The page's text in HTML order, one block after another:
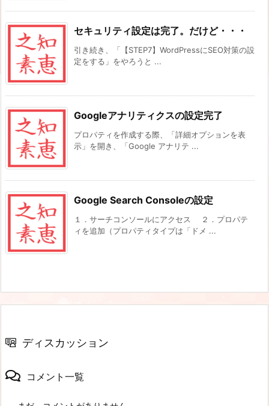
セキュリティ設定は完了。だけど・・・
引き続き、「【STEP7】WordPressにSEO対策の設
定をする」をやろうと ...
Googleアナリティクスの設定完了
プロパティを作成する際、「詳細オプションを表
示」を開き、「Google アナリテ ...
Google Search Consoleの設定
１．サーチコンソールにアクセス ２．プロパテ
ィを追加（プロパティタイプは「ドメ ...
ディスカッション
コメント一覧